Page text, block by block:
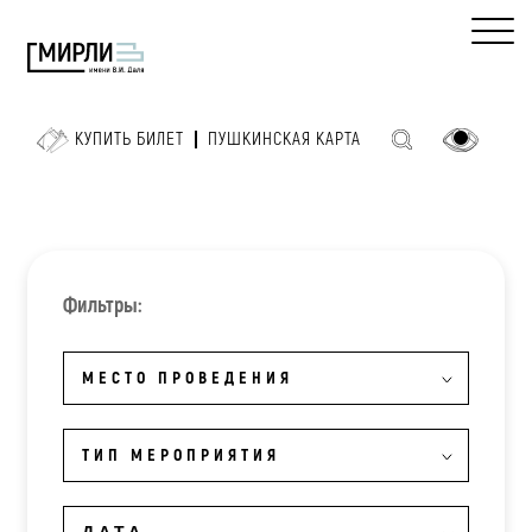
КУПИТЬ БИЛЕТ ПУШКИНСКАЯ КАРТА
Фильтры:
МЕСТО ПРОВЕДЕНИЯ
ТИП МЕРОПРИЯТИЯ